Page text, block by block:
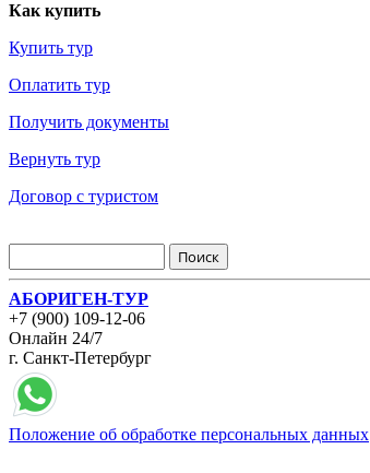
Как купить
Купить тур
Оплатить тур
Получить документы
Вернуть тур
Договор с туристом
АБОРИГЕН-ТУР
+7 (900) 109-12-06
Онлайн 24/7
г. Санкт-Петербург
Положение об обработке персональных данных